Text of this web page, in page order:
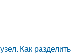
Как разделить